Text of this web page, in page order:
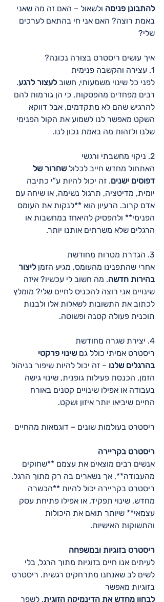
להתבונן פנימה ולשאול – האם זה מה שאני
באמת רוצה? האם אני חי בהתאם לערכים
שלי?
איך עושים ריסטרט בצורה נכונה?
1. עצירה והקשבה פנימית
לפני כל שינוי משמעותי, חשוב לעצור לרגע.
רבים מפחדים מהפסקות, כי הן גורמות להם
להרגיש שהם לא מתקדמים, אבל דווקא
השקט מאפשר לנו לשמוע את הקול הפנימי
שלנו ולזהות מה באמת נכון לנו.
2. ניקוי מחשבתי ורגשי
האתחול מחדש חייב לכלול שחרור של
דפוסים ישנים. זה יכול להיות ע"י כתיבה
יומית, מדיטציה, תרגול נשימה, או שיחה עם
אדם קרוב. הרעיון הוא **לנקות את העומס
הפנימי** ולהפסיק להיאחז במחשבות או
הרגלים שלא משרתים אותנו יותר.
3. הגדרת מטרות מחודשת
אחרי שהתפנינו מהעומס, מגיע הזמן ליצור
בהירות חדשה. מה חשוב לי עכשיו? איזה
שינויים אני רוצה להכניס לחיים שלי? מומלץ
לכתוב את התשובות לשאלות אלו ולבנות
תוכנית פעולה קטנה ופשוטה.
4. יצירת שגרה מחודשת
ריסטרט אמיתי כולל גם שינוי פרקטי
בהרגלים שלנו – זה יכול להיות שיפור בניהול
הזמן, הכנסת פעילות גופנית, שינוי גישה
בעבודה או אפילו שינויים קטנים באורח
החיים שיביאו יותר איזון ושקט.
ריסטרט בעולמות שונים – דוגמאות מהחיים
ריסטרט בקריירה
אנשים רבים מוצאים את עצמם **שחוקים
מהעבודה**, אך נשארים בה רק מתוך הרגל.
ריסטרט בקריירה יכול להיות **הכשרה
מחדש, שינוי תפקיד, או אפילו פתיחת עסק
עצמאי** שיותר תואם את היכולות
והתשוקות האישיות.
ריסטרט בזוגיות ובמשפחה
לעיתים אנו חיים בזוגיות מתוך הרגל, בלי
לשים לב שאנחנו מתרחקים רגשית. ריסטרט
בזוגיות מאפשר
לבחון מחדש את הדינמיקה הזוגית, לשפר